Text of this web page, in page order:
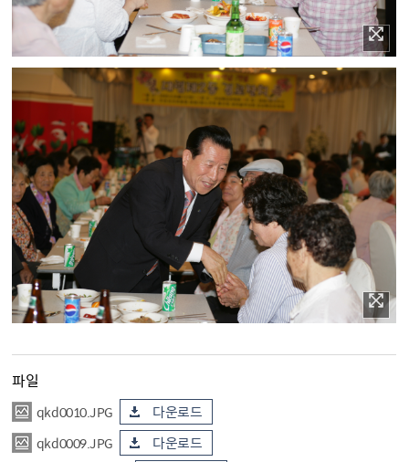
파일
qkd0010.JPG
다운로드
qkd0009.JPG
다운로드